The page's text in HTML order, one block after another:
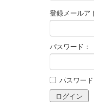
登録メールア
パスワード：
パスワー